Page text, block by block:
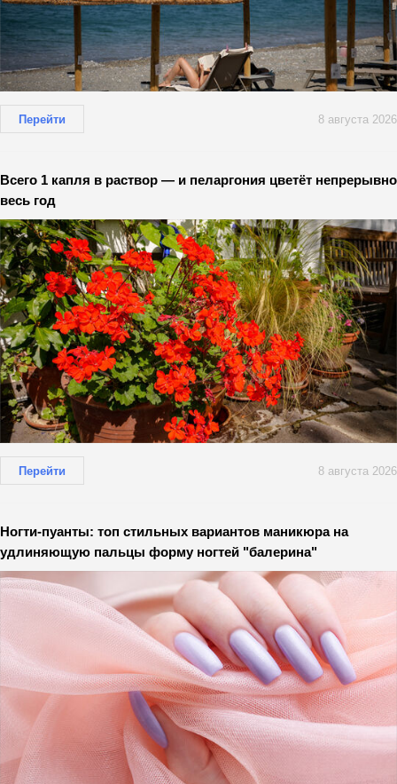
Перейти 8 августа 2026
Всего 1 капля в раствор — и пеларгония цветёт непрерывно
весь год
Перейти 8 августа 2026
Ногти-пуанты: топ стильных вариантов маникюра на
удлиняющую пальцы форму ногтей "балерина"